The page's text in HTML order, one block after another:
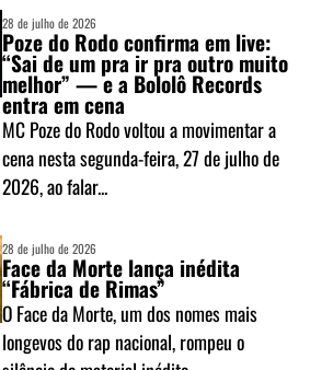
28 de julho de 2026
Poze do Rodo confirma em live:
“Sai de um pra ir pra outro muito
melhor” — e a Bololô Records
entra em cena
MC Poze do Rodo voltou a movimentar a
cena nesta segunda-feira, 27 de julho de
2026, ao falar...
28 de julho de 2026
Face da Morte lança inédita
“Fábrica de Rimas”
O Face da Morte, um dos nomes mais
longevos do rap nacional, rompeu o